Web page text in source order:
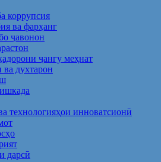
коррупсия
ва фарҳанг
ҷавонон
ҷангу меҳнат
духтарон
технологияҳои инноватсионӣ
дарсӣ